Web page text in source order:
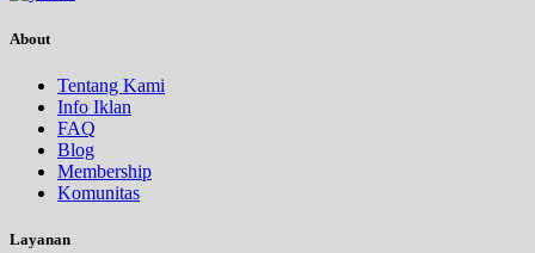
About
Tentang Kami
Info Iklan
FAQ
Blog
Membership
Komunitas
Layanan